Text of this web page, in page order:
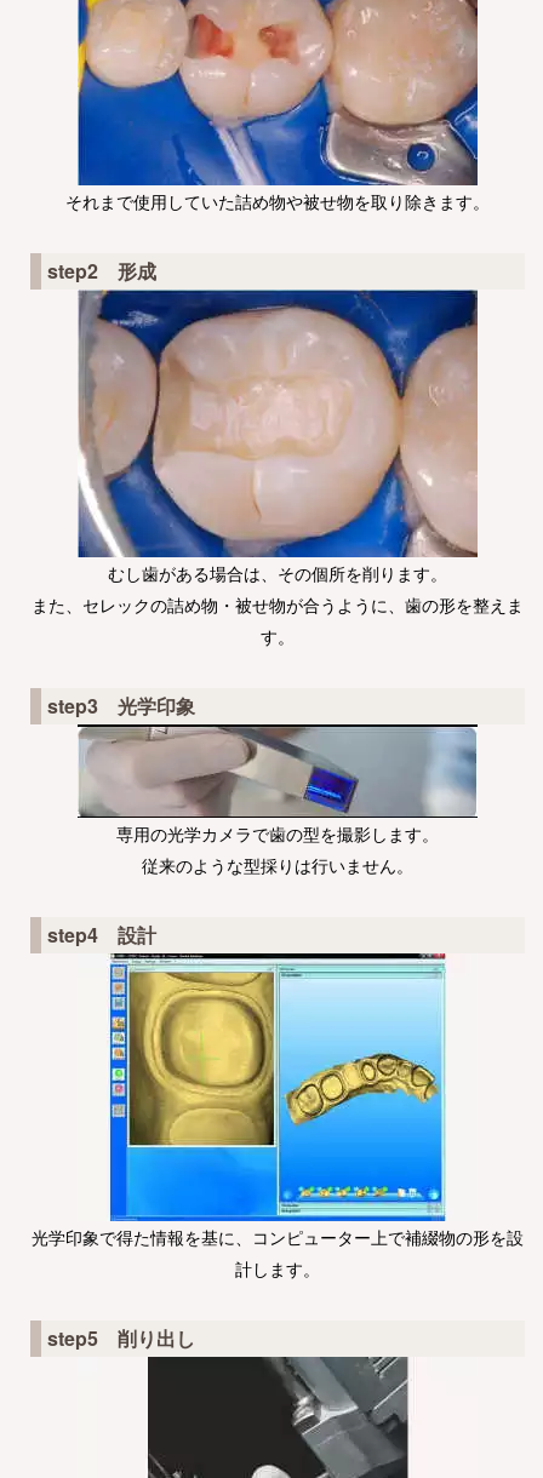
それまで使用していた詰め物や被せ物を取り除きます。
step2 形成
むし歯がある場合は、その個所を削ります。
また、セレックの詰め物・被せ物が合うように、歯の形を整えま
す。
step3 光学印象
専用の光学カメラで歯の型を撮影します。
従来のような型採りは行いません。
step4 設計
光学印象で得た情報を基に、コンピューター上で補綴物の形を設
計します。
step5 削り出し